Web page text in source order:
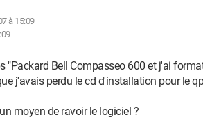
à 15:09
"Packard Bell Compasseo 600 et j'ai
j'avais perdu le cd d'installation pour le
moyen de ravoir le logiciel ?